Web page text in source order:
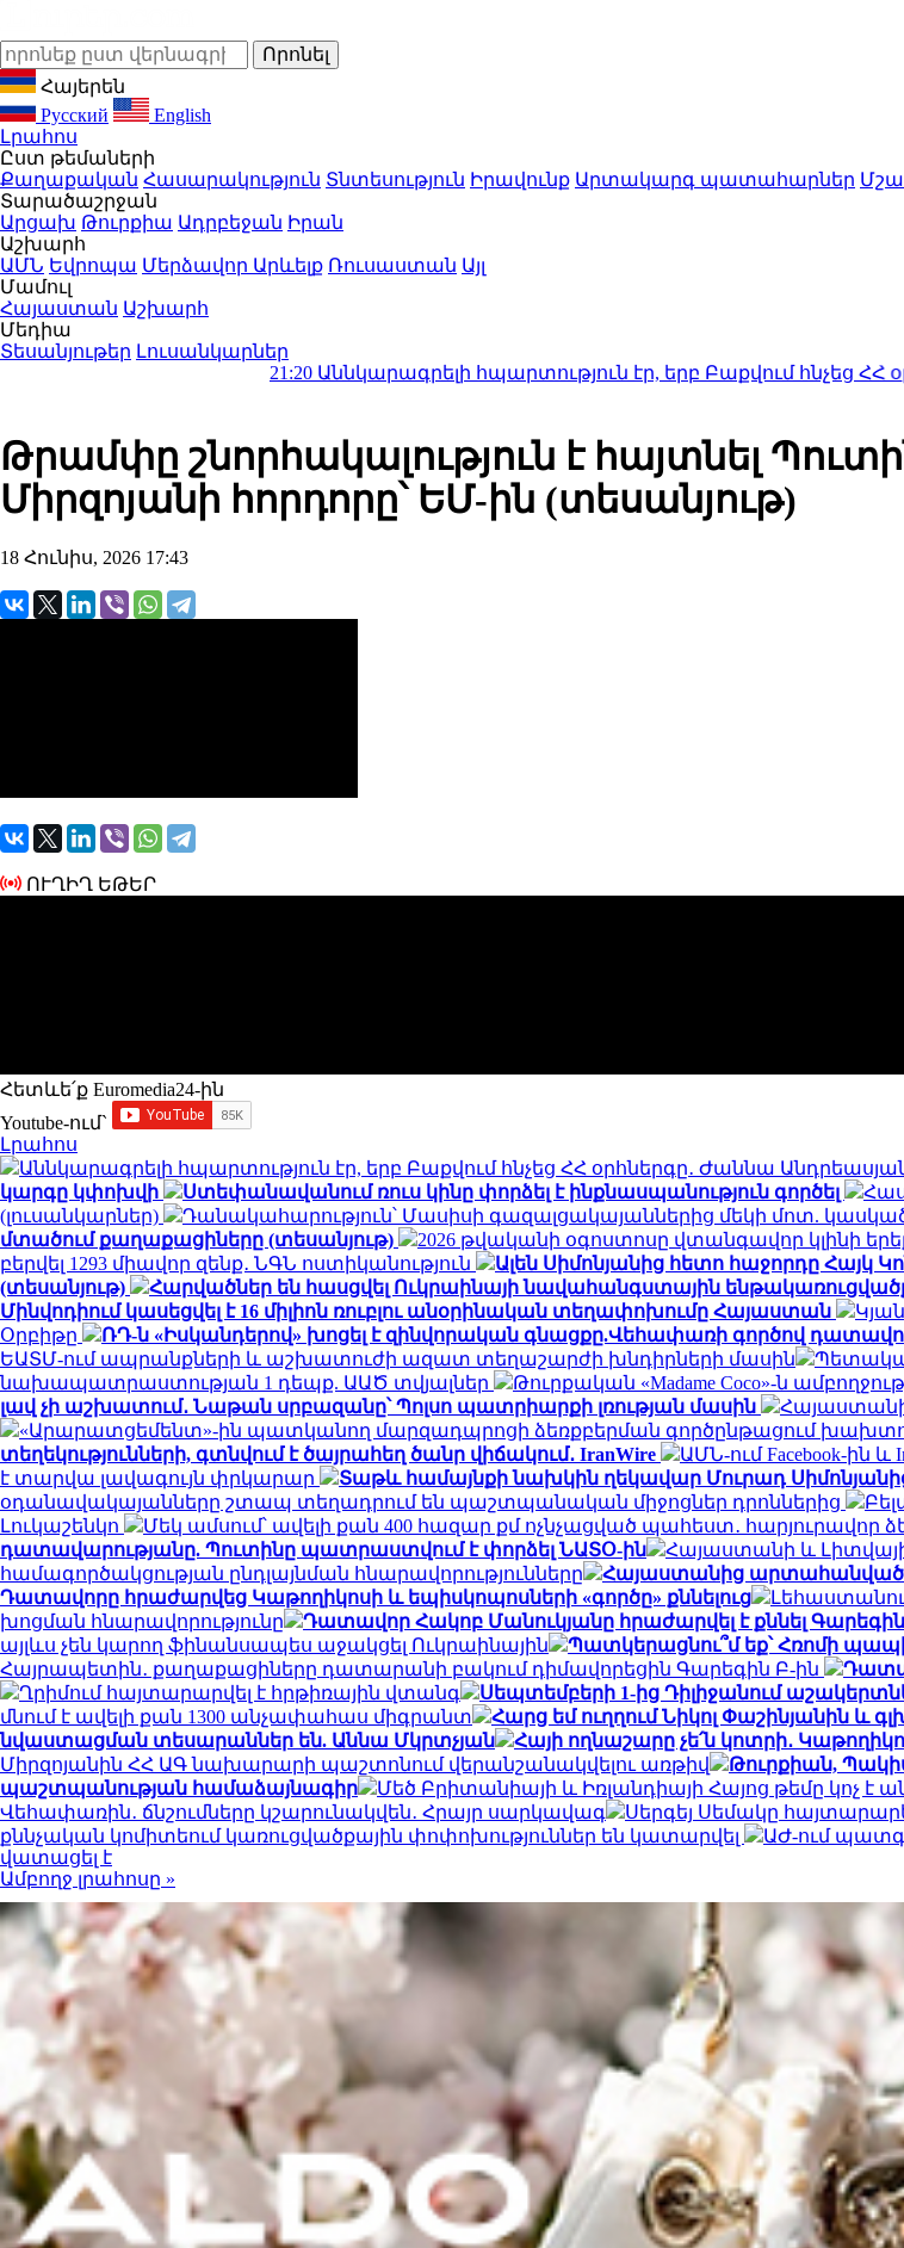
Հայերեն
Русский
English
Լրահոս
Ըստ թեմաների
Քաղաքական Հասարակություն Տնտեսություն Իրավունք Արտակարգ պատահարներ
Տարածաշրջան
Արցախ Թուրքիա Ադրբեջան Իրան
Աշխարհ
ԱՄՆ Եվրոպա Մերձավոր Արևելք Ռուսաստան Այլ
Մամուլ
Հայաստան Աշխարհ
Մեդիա
Տեսանյութեր Լուսանկարներ
Աննկարագրելի հպարտություն էր, երբ Բաքվում հնչեց ՀՀ
Թրամփը շնորհակալություն է հայտնել
Միրզոյանի հորդորը՝ ԵՄ-ին (տեսանյութ)
18 Հունիս, 2026 17:43
ՈՒՂԻՂ ԵԹԵՐ
Հետևե՛ք Euromedia24-ին
Youtube-ում`
Լրահոս
Աննկարագրելի հպարտություն էր, երբ Բաքվում հնչեց ՀՀ օրհներգը․ Ժաննա
կարգը կփոխվի
Ստեփանավանում ռուս կինը փորձել է ինքնասպանություն գործել
(լուսանկարներ)
Դանակահարություն՝ Մասիսի գազալցակայաններից մեկի մոտ.
մտածում քաղաքացիները (տեսանյութ)
2026 թվականի օգոստոսը վտանգավոր կլինի
բերվել 1293 միավոր զենք․ ՆԳՆ ոստիկանություն
Ալեն Սիմոնյանից հետո հաջորդը Հայկ
(տեսանյութ)
Հարվածներ են հասցվել Ուկրաինայի նավահանգստային
Մինվոդիում կասեցվել է 16 միլիոն ռուբլու անօրինական տեղափոխումը Հայաստան
Օրբիթը
ՌԴ-ն «Իսկանդերով» խոցել է զինվորական գնացքը.Վեհափառի գործով
ԵԱՏՄ-ում ապրանքների և աշխատուժի ազատ տեղաշարժի խնդիրների մասին
նախապատրաստության 1 դեպք. ԱԱԾ տվյալներ
Թուրքական «Madame Coco»-ն
լավ չի աշխատում․ Նաթան սրբազանը՝ Պոլսո պատրիարքի լռության մասին
«Արարատցեմենտ»-ին պատկանող մարզադպրոցի ձեռքբերման գործընթացում
տեղեկությունների, գտնվում է ծայրահեղ ծանր վիճակում․ IranWire
ԱՄՆ-ում Facebook-ին և
է տարվա լավագույն փրկարար
Տաթև համայնքի նախկին ղեկավար Մուրադ
օդանավակայանները շտապ տեղադրում են պաշտպանական միջոցներ դրոններից
Լուկաշենկո
Մեկ ամսում՝ ավելի քան 400 հազար քմ ոչնչացված պահեստ․ հարյուրավոր
դատավարությանը. Պուտինը պատրաստվում է փորձել ՆԱՏՕ-ին
Հայաստանի և
համագործակցության ընդլայնման հնարավորությունները
Հայաստանից արտահանված
Դատավորը հրաժարվեց Կաթողիկոսի և եպիսկոպոսների «գործը» քննելուց
խոցման հնարավորությունը
Դատավոր Հակոբ Մանուկյանը հրաժարվել է քննել
այլևս չեն կարող ֆինանսապես աջակցել Ուկրաինային
Պատկերացնու՞մ եք՝ Հռոմի
Հայրապետին․ քաղաքացիները դատարանի բակում դիմավորեցին Գարեգին Բ-ին
Ղրիմում հայտարարվել է հրթիռային վտանգ
Սեպտեմբերի 1-ից Դիլիջանում
մնում է ավելի քան 1300 անչափահաս միգրանտ
Հարց եմ ուղղում Նիկոլ Փաշինյանին
նվաստացման տեսարաններ են. Աննա Մկրտչյան
Հայի ողնաշարը չե՛ն կոտրի․
Միրզոյանին ՀՀ ԱԳ նախարարի պաշտոնում վերանշանակվելու առթիվ
Թուրքիան,
պաշտպանության համաձայնագիր
Մեծ Բրիտանիայի և Իռլանդիայի Հայոց թեմը կոչ է
Վեհափառին․ ճնշումները կշարունակվեն․ Հրայր սարկավագ
Սերգեյ Սեմակը
քննչական կոմիտեում կառուցվածքային փոփոխություններ են կատարվել
ԱԺ-ում
վատացել է
Ամբողջ լրահոսը »